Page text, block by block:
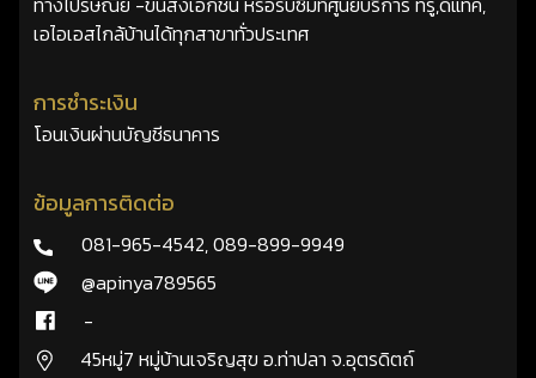
เอไอเอสไกล้บ้านได้ทุกสาขาทั่วประเทศ
การชำระเงิน
โอนเงินผ่านบัญชีธนาคาร
ข้อมูลการติดต่อ
081-965-4542,089-899-9949
@apinya789565
-
45หมู่7 หมู่บ้านเจริญสุข อ.ท่าปลา จ.อุตรดิตถ์